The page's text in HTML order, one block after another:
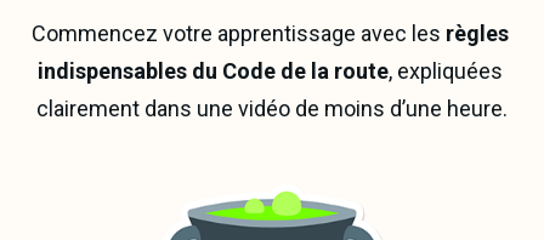
Commencez votre apprentissage avec les règles
indispensables du Code de la route, expliquées
clairement dans une vidéo de moins d’une heure.